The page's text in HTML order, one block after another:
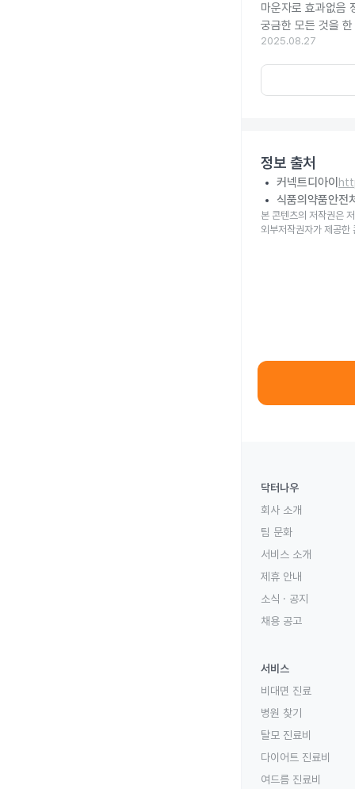
마운자로 효과없음
궁금한 모든 것을
2025.08.27
정보 출처
커넥트디아이
식품의약품안전
본 콘텐츠의 저작권은
외부저작권자가 제공한
닥터나우
회사 소개
팀 문화
서비스 소개
제휴 안내
소식 · 공지
채용 공고
서비스
비대면 진료
병원 찾기
탈모 진료비
다이어트 진료비
여드름 진료비